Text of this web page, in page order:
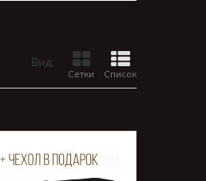
Вид:
Сетки Список